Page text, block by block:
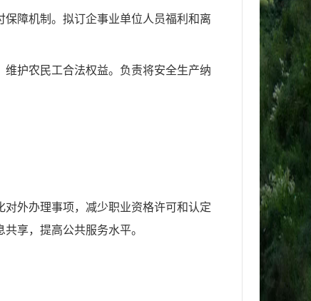
保障机制。拟订企事业单位人员福利和离
维护农民工合法权益。负责将安全生产纳
外办理事项， 减少职业资格许可和认定
共享，提高公共服务水平。